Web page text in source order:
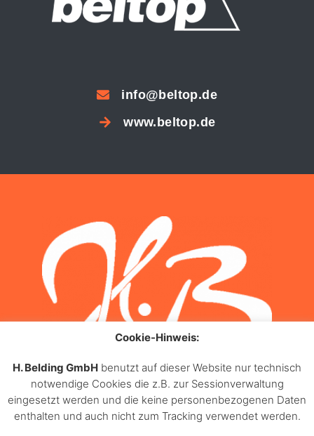
info@beltop.de
www.beltop.de
Cookie-Hinweis:
H. Belding GmbH benutzt auf dieser Website nur technisch
notwendige Cookies die z.B. zur Sessionverwaltung
eingesetzt werden und die keine personenbezogenen Daten
enthalten und auch nicht zum Tracking verwendet werden.